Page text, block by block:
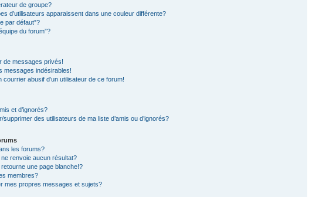
de groupe?
d’utilisateurs apparaissent dans une couleur différente?
par défaut”?
du forum”?
de messages privés!
messages indésirables!
courrier abusif d’un utilisateur de ce forum!
et d’ignorés?
des utilisateurs de ma liste d’amis ou d’ignorés?
les forums?
renvoie aucun résultat?
une page blanche!?
membres?
mes propres messages et sujets?